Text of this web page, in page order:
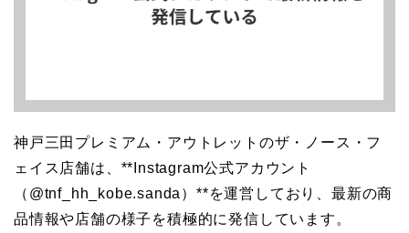
神戸三田プレミアム・アウトレットのザ・ノース・フ
ェイス店舗は、**Instagram公式アカウント
（@tnf_hh_kobe.sanda）**を運営しており、最新の商
品情報や店舗の様子を積極的に発信しています。